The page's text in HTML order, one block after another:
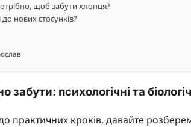
щоб забути хлопця?
нових стосунків?
забути: психологічні та
практичних кроків, давайте